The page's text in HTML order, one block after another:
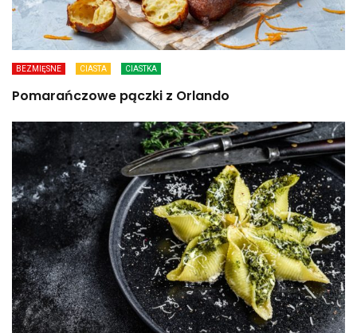
BEZMIĘSNE CIASTA CIASTKA
Pomarańczowe pączki z Orlando